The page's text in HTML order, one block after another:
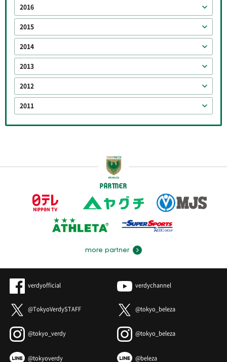
2016
2015
2014
2013
2012
2011
PARTNER
more partner
verdyofficial verdychannel
@TokyoVerdySTAFF @tokyo_beleza
@tokyo_verdy @tokyo_beleza
@tokyoverdy @beleza